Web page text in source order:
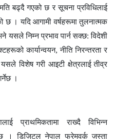
बढ्दै गएको छ र सूचना प्रविधिलाई
छ। यदि आगामी वर्षहरूमा तुलनात्मक
यसले निम्न प्रभाव पार्न सक्छ: विदेशी
कार्यान्वयन, नीति निरन्तरता र
यसले विशेष गरीआइटी क्षेत्रलाई तीव्र
।
प्राथमिकतामा राख्दै विभिन्न
। डिजिटल नेपाल फ्रेमवर्क जस्ता